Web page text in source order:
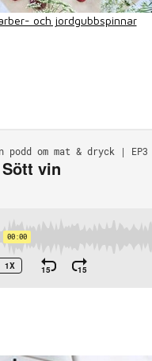
och jordgubbspinnar